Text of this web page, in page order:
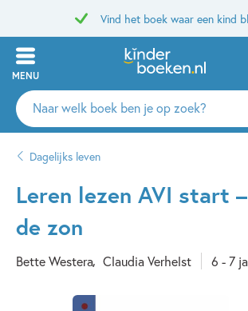
Vind het boek waar een kind
MENU
Zoeken
naar
auteurs
uitgevers
Dagelijks leven
Leren lezen AVI start
de zon
Bette Westera Claudia Verhelst 6 - 7